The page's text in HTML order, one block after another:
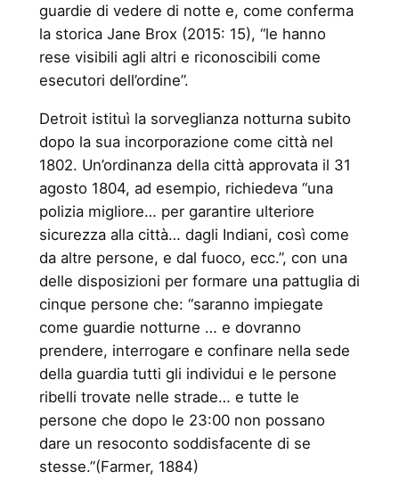
guardie di vedere di notte e, come conferma
la storica Jane Brox (2015: 15), “le hanno
rese visibili agli altri e riconoscibili come
esecutori dell’ordine”.
Detroit istituì la sorveglianza notturna subito
dopo la sua incorporazione come città nel
1802. Un’ordinanza della città approvata il 31
agosto 1804, ad esempio, richiedeva “una
polizia migliore… per garantire ulteriore
sicurezza alla città… dagli Indiani, così come
da altre persone, e dal fuoco, ecc.”, con una
delle disposizioni per formare una pattuglia di
cinque persone che: “saranno impiegate
come guardie notturne … e dovranno
prendere, interrogare e confinare nella sede
della guardia tutti gli individui e le persone
ribelli trovate nelle strade… e tutte le
persone che dopo le 23:00 non possano
dare un resoconto soddisfacente di se
stesse.”(Farmer, 1884)